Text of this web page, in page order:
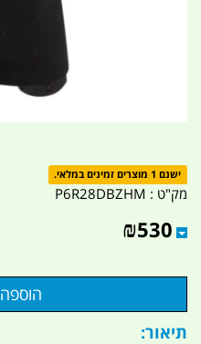
ישנם 1 מוצרים זמינים במלאי.
מק"ט : P6R28DBZHM
₪530
תיאור: